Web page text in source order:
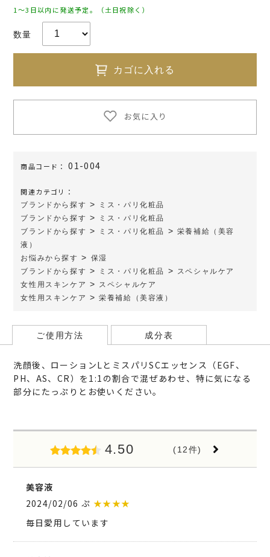
1～3日以内に発送予定。（土日祝除く）
数量
カゴに入れる
お気に入り
商品コード： 01-004
関連カテゴリ：
ブランドから探す >
ミス・パリ化粧品
ブランドから探す >
ミス・パリ化粧品
ブランドから探す > ミス・パリ化粧品 > 栄養補給（美容
液）
お悩みから探す > 保湿
ブランドから探す > ミス・パリ化粧品 > スペシャルケア
女性用スキンケア > スペシャルケア
女性用スキンケア >栄養補給（美容液）
ご使用方法 成分表
洗顔後、ローションLとミスパリSCエッセンス（EGF、
PH、AS、CR）を1:1の割合で混ぜあわせ、特に気になる
部分にたっぷりとお使いください。
4.50 (12件)
美容液
2024/02/06 ぷ ★★★★
毎日愛用しています